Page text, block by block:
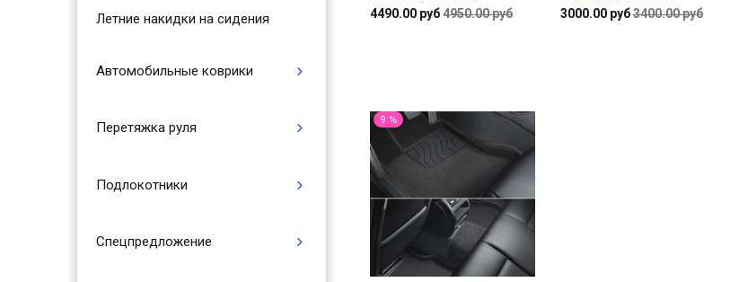
Летние накидки на сидения
Автомобильные коврики
Перетяжка руля
Подлокотники
Спецпредложение
4490.00 руб 4950.00 руб 3000.00 руб3400.00 руб
9 %